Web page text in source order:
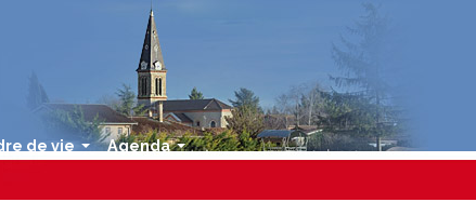
de vie
...
Agenda
...